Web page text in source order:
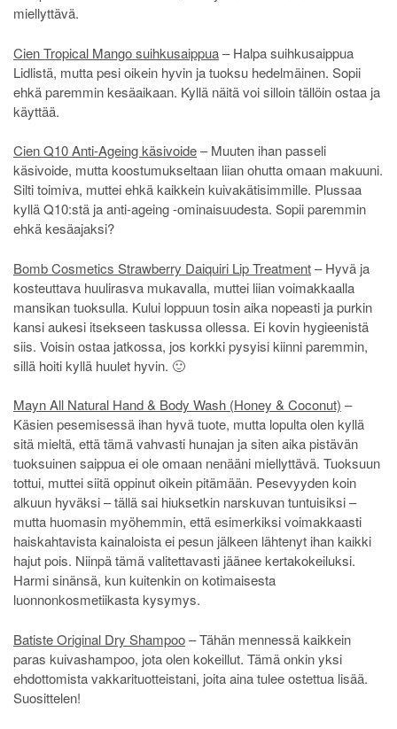
miellyttävä.
Cien Tropical Mango suihkusaippua– Halpa suihkusaippua
Lidlistä, mutta pesi oikein hyvin ja tuoksu hedelmäinen. Sopii
ehkä paremmin kesäaikaan. Kyllä näitä voi silloin tällöin ostaa ja
käyttää.
Cien Q10 Anti-Ageing käsivoide– Muuten ihan passeli
käsivoide, mutta koostumukseltaan liian ohutta omaan makuuni.
Silti toimiva, muttei ehkä kaikkein kuivakätisimmille. Plussaa
kyllä Q10:stä ja anti-ageing -ominaisuudesta. Sopii paremmin
ehkä kesäajaksi?
Bomb Cosmetics Strawberry Daiquiri Lip Treatment– Hyvä ja
kosteuttava huulirasva mukavalla, muttei liian voimakkaalla
mansikan tuoksulla. Kului loppuun tosin aika nopeasti ja purkin
kansi aukesi itsekseen taskussa ollessa. Ei kovin hygieenistä
siis. Voisin ostaa jatkossa, jos korkki pysyisi kiinni paremmin,
sillä hoiti kyllä huulet hyvin. 🙂
Mayn All Natural Hand & Body Wash (Honey & Coconut) –
Käsien pesemisessä ihan hyvä tuote, mutta lopulta olen kyllä
sitä mieltä, että tämä vahvasti hunajan ja siten aika pistävän
tuoksuinen saippua ei ole omaan nenääni miellyttävä. Tuoksuun
tottui, muttei siitä oppinut oikein pitämään. Pesevyyden koin
alkuun hyväksi – tällä sai hiuksetkin narskuvan tuntuisiksi –
mutta huomasin myöhemmin, että esimerkiksi voimakkaasti
haiskahtavista kainaloista ei pesun jälkeen lähtenyt ihan kaikki
hajut pois. Niinpä tämä valitettavasti jäänee kertakokeiluksi.
Harmi sinänsä, kun kuitenkin on kotimaisesta
luonnonkosmetiikasta kysymys.
Batiste Original Dry Shampoo– Tähän mennessä kaikkein
paras kuivashampoo, jota olen kokeillut. Tämä onkin yksi
ehdottomista vakkarituotteistani, joita aina tulee ostettua lisää.
Suosittelen!